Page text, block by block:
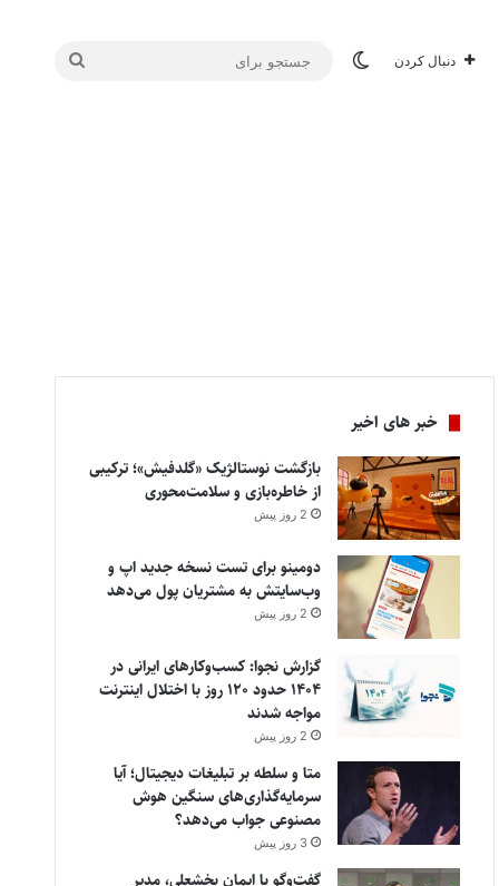
دنبال کردن تغییر پوسته
جستجو
خبر های اخیر
بازگشت نوستالژیک «گلدفیش»؛ ترکیبی
از خاطره‌بازی و سلامت‌محوری
2 روز پیش
دومینو برای تست نسخه جدید اپ و
وب‌سایتش به مشتریان پول می‌دهد
2 روز پیش
گزارش نجوا: کسب‌وکارهای ایرانی در
۱۴۰۴ حدود ۱۲۰ روز با اختلال اینترنت
مواجه شدند
2 روز پیش
متا و سلطه بر تبلیغات دیجیتال؛ آیا
سرمایه‌گذاری‌های سنگین هوش
مصنوعی جواب می‌دهد؟
3 روز پیش
گفت‌وگو با ایمان بخشعلی، مدیر